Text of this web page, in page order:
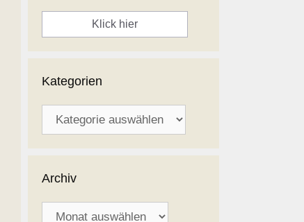
Klick hier
Kategorien
Kategorien
Archiv
Archiv